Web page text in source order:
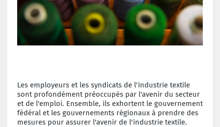
Les employeurs et les syndicats de l'industrie textile
sont profondément préoccupés par l'avenir du secteur
et de l'emploi. Ensemble, ils exhortent le gouvernement
fédéral et les gouvernements régionaux à prendre des
mesures pour assurer l'avenir de l'industrie textile.